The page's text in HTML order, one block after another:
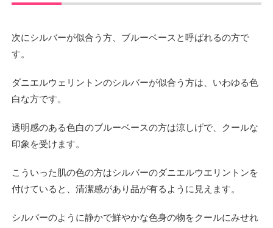
次にシルバーが似合う方、ブルーベースと呼ばれるの方で
す。
ダニエルウェリントンのシルバーが似合う方は、いわゆる色
白な方です。
透明感のある色白のブルーベースの方は涼しげで、クールな
印象を受けます。
こういった肌の色の方はシルバーのダニエルウエリントンを
付けていると、清潔感があり品が有るように見えます。
シルバーのように静かで鮮やかな色身の物をクールにみせれ